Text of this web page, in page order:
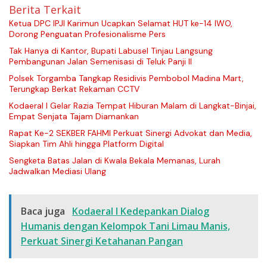
Berita Terkait
Ketua DPC IPJI Karimun Ucapkan Selamat HUT ke-14 IWO,
Dorong Penguatan Profesionalisme Pers
Tak Hanya di Kantor, Bupati Labusel Tinjau Langsung
Pembangunan Jalan Semenisasi di Teluk Panji II
Polsek Torgamba Tangkap Residivis Pembobol Madina Mart,
Terungkap Berkat Rekaman CCTV
Kodaeral I Gelar Razia Tempat Hiburan Malam di Langkat-Binjai,
Empat Senjata Tajam Diamankan
Rapat Ke-2 SEKBER FAHMI Perkuat Sinergi Advokat dan Media,
Siapkan Tim Ahli hingga Platform Digital
Sengketa Batas Jalan di Kwala Bekala Memanas, Lurah
Jadwalkan Mediasi Ulang
Baca juga
Kodaeral I Kedepankan Dialog
Humanis dengan Kelompok Tani Limau Manis,
Perkuat Sinergi Ketahanan Pangan